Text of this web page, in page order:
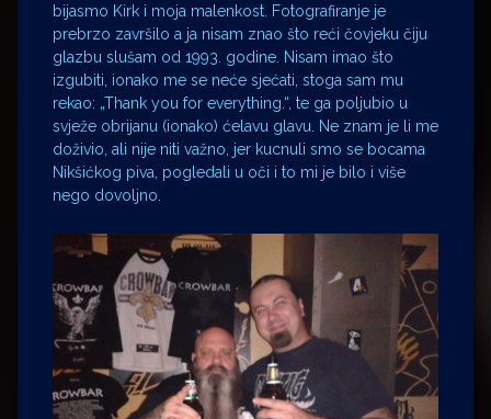
bijasmo Kirk i moja malenkost. Fotografiranje je
prebrzo završilo a ja nisam znao što reći čovjeku čiju
glazbu slušam od 1993. godine. Nisam imao što
izgubiti, ionako me se neće sjećati, stoga sam mu
rekao: „Thank you for everything.“, te ga poljubio u
svježe obrijanu (ionako) ćelavu glavu. Ne znam je li me
doživio, ali nije niti važno, jer kucnuli smo se bocama
Nikšićkog piva, pogledali u oči i to mi je bilo i više
nego dovoljno.